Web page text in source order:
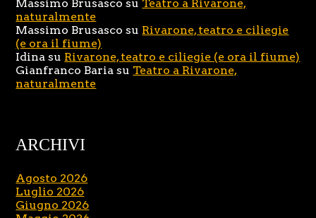
Massimo Brusasco su Teatro a Rivarone,
naturalmente
Massimo Brusasco su Rivarone, teatro e ciliegie
(e ora il fiume)
Idina su Rivarone, teatro e ciliegie (e ora il fiume)
Gianfranco Baria su Teatro a Rivarone,
naturalmente
ARCHIVI
Agosto 2026
Luglio 2026
Giugno 2026